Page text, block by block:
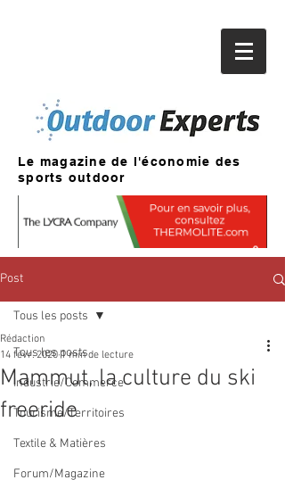
Le magazine de l'économie des
sports outdoor
Post
Tous les posts
Industrie/Commerce
Tourisme/Territoires
Textile & Matières
Forum/Magazine
Tous les posts
Mammut, la culture du ski
freeride
Rédaction
14 févr. 2020 1 min de lecture